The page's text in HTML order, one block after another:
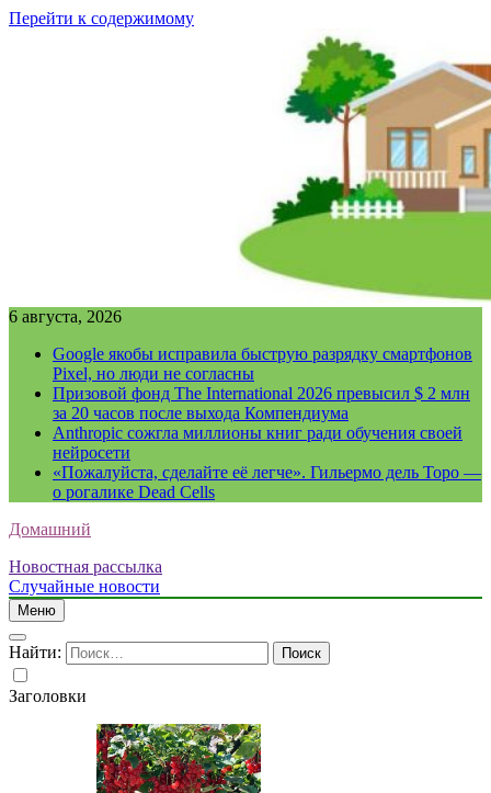
Перейти к содержимому
6 августа, 2026
Google якобы исправила быструю разрядку смартфонов
Pixel, но люди не согласны
Призовой фонд The International 2026 превысил $ 2 млн
за 20 часов после выхода Компендиума
Anthropic сожгла миллионы книг ради обучения своей
нейросети
«Пожалуйста, сделайте её легче». Гильермо дель Торо —
о рогалике Dead Cells
Домашний
Новостная рассылка
Случайные новости
Меню
Найти:
Заголовки